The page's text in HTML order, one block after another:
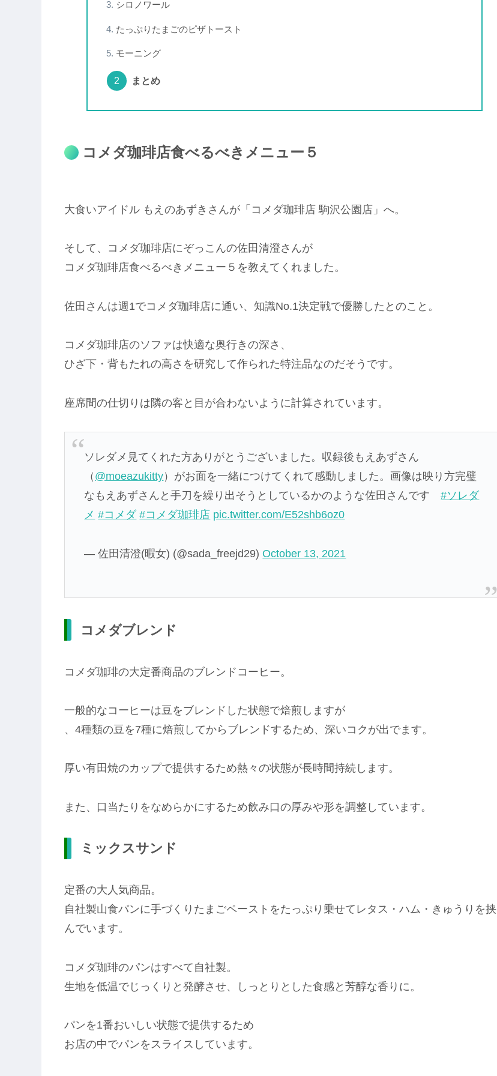
シロノワール
たっぷりたまごのピザトースト
モーニング
まとめ
コメダ珈琲店食べるべきメニュー５
大食いアイドル もえのあずきさんが「コメダ珈琲店 駒沢公園店」へ。
そして、コメダ珈琲店にぞっこんの佐田清澄さんが
コメダ珈琲店食べるべきメニュー５を教えてくれました。
佐田さんは週1でコメダ珈琲店に通い、知識No.1決定戦で優勝したとのこと。
コメダ珈琲店のソファは快適な奥行きの深さ、
ひざ下・背もたれの高さを研究して作られた特注品なのだそうです。
座席間の仕切りは隣の客と目が合わないように計算されています。
ソレダメ見てくれた方ありがとうございました。収録後もえあずさん
（ @moeazukitty）がお面を一緒につけてくれて感動しました。画像は映り方完璧
なもえあずさんと手刀を繰り出そうとしているかのような佐田さんです#ソレダ
メ #コメダ #コメダ珈琲店 pic.twitter.com/E52shb6oz0
— 佐田清澄(暇女) (@sada_freejd29)October 13, 2021
コメダブレンド
コメダ珈琲の大定番商品のブレンドコーヒー。
一般的なコーヒーは豆をブレンドした状態で焙煎しますが
、4種類の豆を7種に焙煎してからブレンドするため、深いコクが出でます。
厚い有田焼のカップで提供するため熱々の状態が長時間持続します。
また、口当たりをなめらかにするため飲み口の厚みや形を調整しています。
ミックスサンド
定番の大人気商品。
自社製山食パンに手づくりたまごペーストをたっぷり乗せてレタス・ハム・きゅうりを挟
んでいます。
コメダ珈琲のパンはすべて自社製。
生地を低温でじっくりと発酵させ、しっとりとした食感と芳醇な香りに。
パンを1番おいしい状態で提供するため
お店の中でパンをスライスしています。